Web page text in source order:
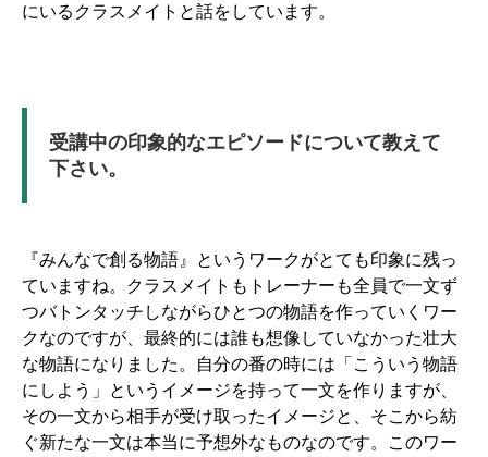
にいるクラスメイトと話をしています。
受講中の印象的なエピソードについて教えて
下さい。
『みんなで創る物語』というワークがとても印象に残っ
ていますね。クラスメイトもトレーナーも全員で一文ず
つバトンタッチしながらひとつの物語を作っていくワー
クなのですが、最終的には誰も想像していなかった壮大
な物語になりました。自分の番の時には「こういう物語
にしよう」というイメージを持って一文を作りますが、
その一文から相手が受け取ったイメージと、そこから紡
ぐ新たな一文は本当に予想外なものなのです。このワー